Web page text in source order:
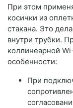
При этом
косички из
стакана. Это
внутри трубки.
коллинеарной
особенности:
При